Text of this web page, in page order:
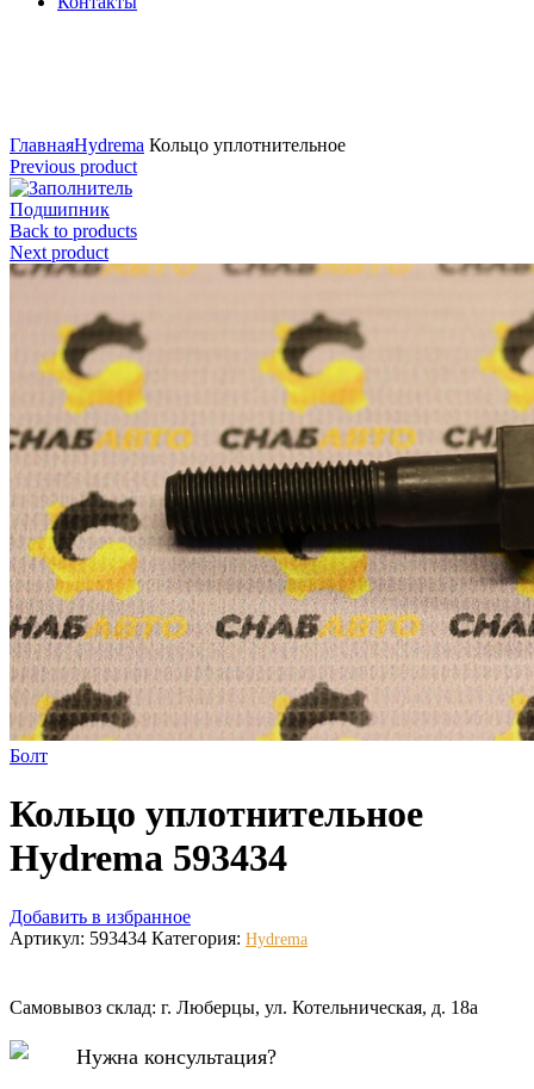
ГлавнаяHydrema Кольцо уплотнительное
Previous product
Подшипник
Back to products
Next product
Болт
Кольцо уплотнительное
Hydrema 593434
Добавить в избранное
Артикул: 593434 Категория: Hydrema
Самовывоз склад: г. Люберцы, ул. Котельническая, д. 18а
Нужна консультация?